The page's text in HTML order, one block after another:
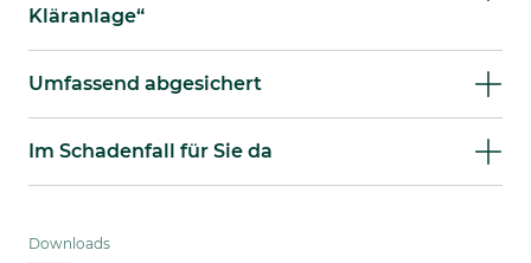
Kläranlage“
Umfassend abgesichert
Im Schadenfall für Sie da
Downloads